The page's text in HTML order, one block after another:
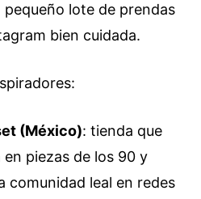
lote de prendas
bien cuidada.
(México): tienda que
en piezas de los 90 y
comunidad leal en redes